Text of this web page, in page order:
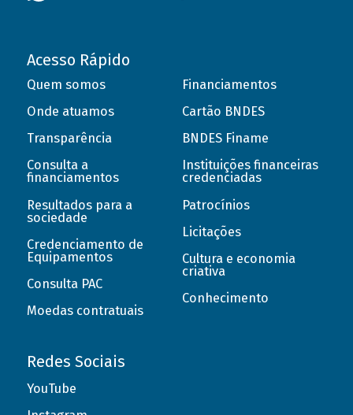
Acesso Rápido
Quem somos
Onde atuamos
Transparência
Consulta a
financiamentos
Resultados para a
sociedade
Credenciamento de
Equipamentos
Consulta PAC
Moedas contratuais
Financiamentos
Cartão BNDES
BNDES Finame
Instituições financeiras
credenciadas
Patrocínios
Licitações
Cultura e economia
criativa
Conhecimento
Redes Sociais
YouTube